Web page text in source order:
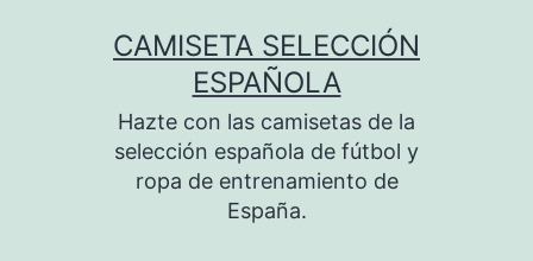
CAMISETA SELECCIÓN
ESPAÑOLA
Hazte con las camisetas de la
selección española de fútbol y
ropa de entrenamiento de
España.